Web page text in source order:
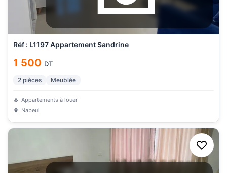
Réf : L1197 Appartement Sandrine
1 500 DT
2 pièces Meublée
Appartements à louer
Nabeul